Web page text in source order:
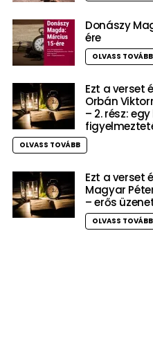
Donászy
ére
OLVASS TOVÁBB
Ezt a verset
Orbán
– 2. rész:
OLVASS TOVÁBB
Ezt a verset
Magyar
– erős
OLVASS TOVÁBB